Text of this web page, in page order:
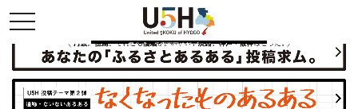
toggle navigation
県公式・兵庫五国連邦プロジェクト